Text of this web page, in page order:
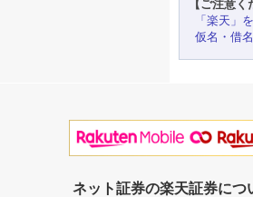
【ご注意く
「楽天」
仮名・借
ネット証券の楽天証券につ